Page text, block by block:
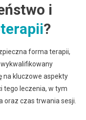
i
?
forma terapii,
na kluczowe aspekty
tego leczenia, w tym
czas trwania sesji.